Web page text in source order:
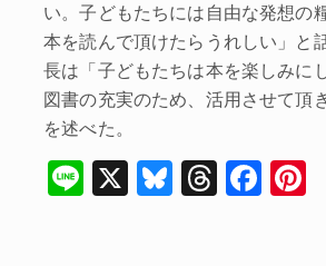
い。子どもたちには自由な発想の
本を読んで頂けたらうれしい」と
長は「子どもたちは本を楽しみに
図書の充実のため、活用させて頂
を述べた。
Li
X
Bl
T
F